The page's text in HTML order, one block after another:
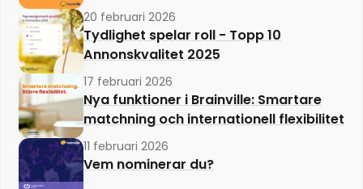
20 februari 2026
Tydlighet spelar roll - Topp 10
Annonskvalitet 2025
17 februari 2026
Nya funktioner i Brainville: Smartare
matchning och internationell flexibilitet
11 februari 2026
Vem nominerar du?